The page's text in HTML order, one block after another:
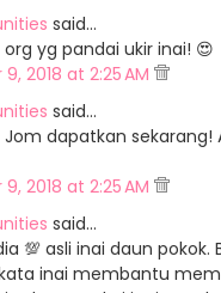
said…
org yg pandai ukir inai! 😍
2018 at 2:25 AM
said…
Jom dapatkan sekarang!
2018 at 2:25 AM
said…
💯 asli inai daun pokok.
inai membantu